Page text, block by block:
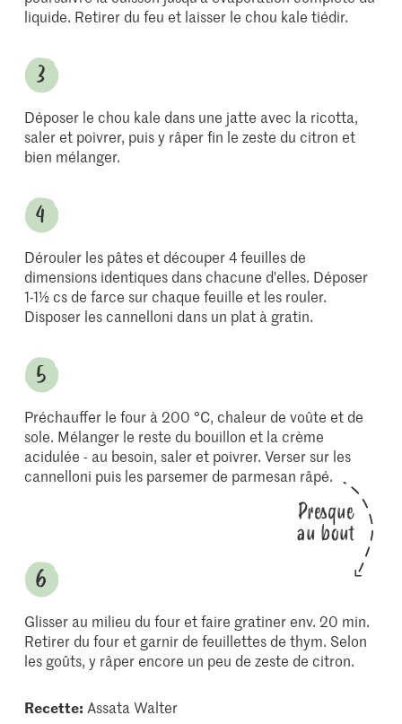
liquide. Retirer du feu et laisser le chou kale tiédir.
Déposer le chou kale dans une jatte avec la ricotta,
saler et poivrer, puis y râper fin le zeste du citron et
bien mélanger.
Dérouler les pâtes et découper 4 feuilles de
dimensions identiques dans chacune d'elles. Déposer
1-1½ cs de farce sur chaque feuille et les rouler.
Disposer les cannelloni dans un plat à gratin.
Préchauffer le four à 200 °C, chaleur de voûte et de
sole. Mélanger le reste du bouillon et la crème
acidulée - au besoin, saler et poivrer. Verser sur les
cannelloni puis les parsemer de parmesan râpé.
Presque
au bout
Glisser au milieu du four et faire gratiner env. 20 min.
Retirer du four et garnir de feuillettes de thym. Selon
les goûts, y râper encore un peu de zeste de citron.
Recette: Assata Walter